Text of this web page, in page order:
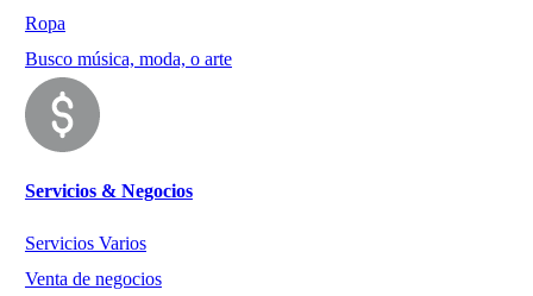
Ropa
Busco música, moda, o arte
Servicios & Negocios
Servicios Varios
Venta de negocios